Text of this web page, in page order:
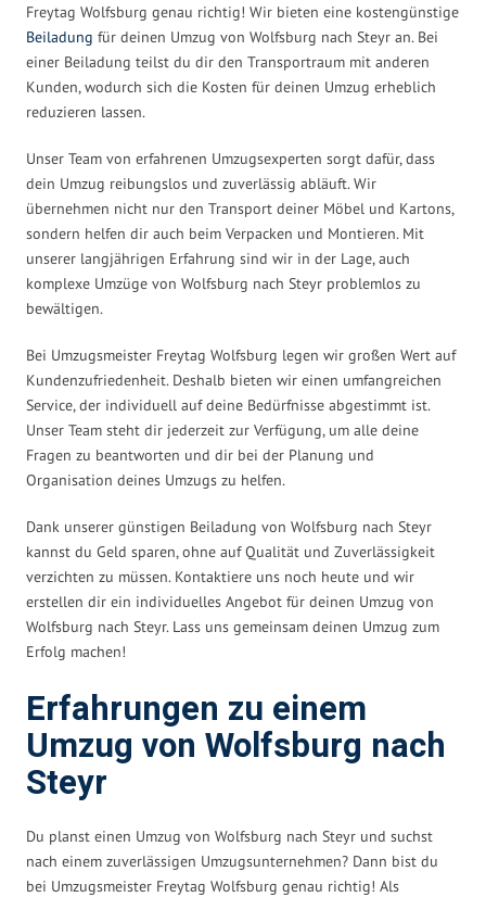
Freytag Wolfsburg genau richtig! Wir bieten eine kostengünstige
Beiladung für deinen Umzug von Wolfsburg nach Steyr an. Bei
einer Beiladung teilst du dir den Transportraum mit anderen
Kunden, wodurch sich die Kosten für deinen Umzug erheblich
reduzieren lassen.
Unser Team von erfahrenen Umzugsexperten sorgt dafür, dass
dein Umzug reibungslos und zuverlässig abläuft. Wir
übernehmen nicht nur den Transport deiner Möbel und Kartons,
sondern helfen dir auch beim Verpacken und Montieren. Mit
unserer langjährigen Erfahrung sind wir in der Lage, auch
komplexe Umzüge von Wolfsburg nach Steyr problemlos zu
bewältigen.
Bei Umzugsmeister Freytag Wolfsburg legen wir großen Wert auf
Kundenzufriedenheit. Deshalb bieten wir einen umfangreichen
Service, der individuell auf deine Bedürfnisse abgestimmt ist.
Unser Team steht dir jederzeit zur Verfügung, um alle deine
Fragen zu beantworten und dir bei der Planung und
Organisation deines Umzugs zu helfen.
Dank unserer günstigen Beiladung von Wolfsburg nach Steyr
kannst du Geld sparen, ohne auf Qualität und Zuverlässigkeit
verzichten zu müssen. Kontaktiere uns noch heute und wir
erstellen dir ein individuelles Angebot für deinen Umzug von
Wolfsburg nach Steyr. Lass uns gemeinsam deinen Umzug zum
Erfolg machen!
Erfahrungen zu einem
Umzug von Wolfsburg nach
Steyr
Du planst einen Umzug von Wolfsburg nach Steyr und suchst
nach einem zuverlässigen Umzugsunternehmen? Dann bist du
bei Umzugsmeister Freytag Wolfsburg genau richtig! Als